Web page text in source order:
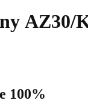
AZ30/
100%